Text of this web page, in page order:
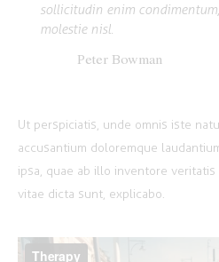
sollicitudin enim
molestie nisl.
Peter Bowman
Ut perspiciatis, unde omnis iste
accusantium doloremque
ipsa, quae ab illo inventore
vitae dicta sunt, explicabo.